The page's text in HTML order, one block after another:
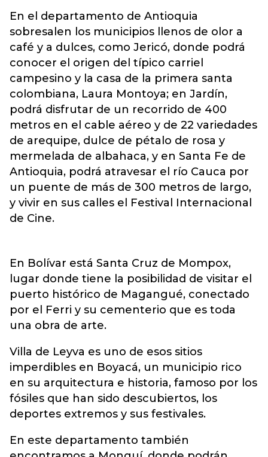
En el departamento de Antioquia
sobresalen los municipios llenos de olor a
café y a dulces, como Jericó, donde podrá
conocer el origen del típico carriel
campesino y la casa de la primera santa
colombiana, Laura Montoya; en Jardín,
podrá disfrutar de un recorrido de 400
metros en el cable aéreo y de 22 variedades
de arequipe, dulce de pétalo de rosa y
mermelada de albahaca, y en Santa Fe de
Antioquia, podrá atravesar el río Cauca por
un puente de más de 300 metros de largo,
y vivir en sus calles el Festival Internacional
de Cine.
En Bolívar está Santa Cruz de Mompox,
lugar donde tiene la posibilidad de visitar el
puerto histórico de Magangué, conectado
por el Ferri y su cementerio que es toda
una obra de arte.
Villa de Leyva es uno de esos sitios
imperdibles en Boyacá, un municipio rico
en su arquitectura e historia, famoso por los
fósiles que han sido descubiertos, los
deportes extremos y sus festivales.
En este departamento también